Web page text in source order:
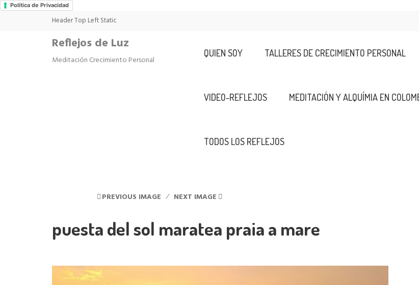
Política de Privacidad
Header Top Left Static
Reflejos de Luz
Meditación Crecimiento Personal
QUIEN SOY TALLERES DE CRECIMIENTO PERSONAL
VIDEO-REFLEJOS MEDITACIÓN Y ALQUÍMIA EN
TODOS LOS REFLEJOS
PREVIOUS IMAGE NEXT IMAGE
puesta del sol maratea praia a mare